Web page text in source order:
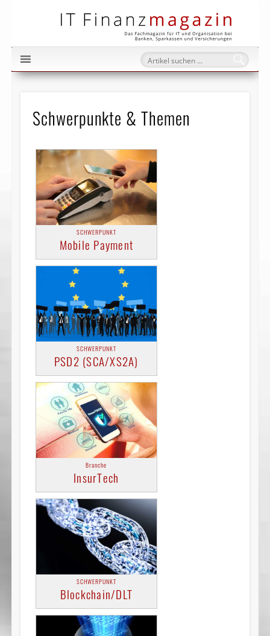
Schwerpunkte & Themen
SCHWERPUNKT
Mobile Payment
SCHWERPUNKT
PSD2 (SCA/XS2A)
Branche
InsurTech
SCHWERPUNKT
Blockchain/DLT